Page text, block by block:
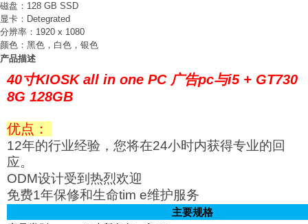
磁盘：128 GB SSD
显卡：Detegrated
分辨率：1920 x 1080
颜色：黑色，白色，银色
产品描述
40寸KIOSK all in one PC 广告pc与i5 + GT730
8G 128GB
优点：
12年的行业经验，您将在24小时内获得专业的回
应。
ODM设计受到热烈欢迎
免费1年保修和生命tim e维护服务
主要规格